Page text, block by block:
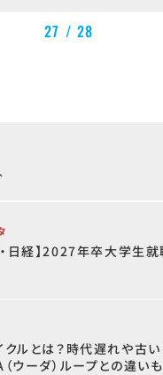
27 / 28
・日経】2027年卒大学生
クルとは？時代遅れや古
ウーダ）ループとの違いも